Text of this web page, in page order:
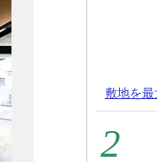
敷地を